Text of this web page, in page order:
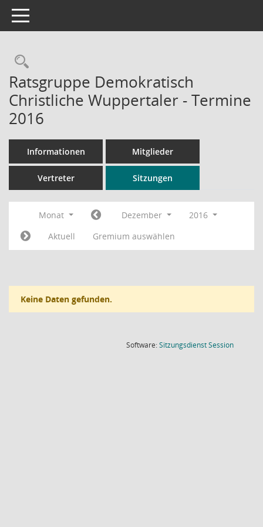
Toggle navigation
Rechercheauswahl
Ratsgruppe Demokratisch
Christliche Wuppertaler - Termine
2016
Informationen Mitglieder
Vertreter Sitzungen
Monat Dezember
2016
Aktuell
Gremium auswählen
Keine Daten gefunden.
Software:SitzungsdienstSession(Wird in